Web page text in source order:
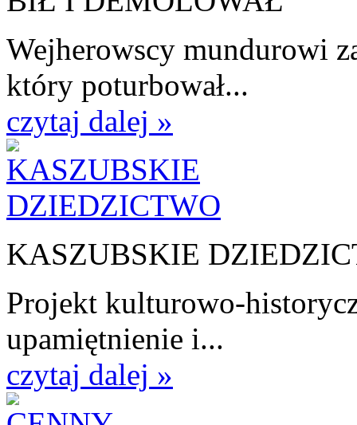
Wejherowscy mundurowi
który poturbował...
czytaj dalej »
KASZUBSKIE
Projekt kulturowo-
upamiętnienie i...
czytaj dalej »